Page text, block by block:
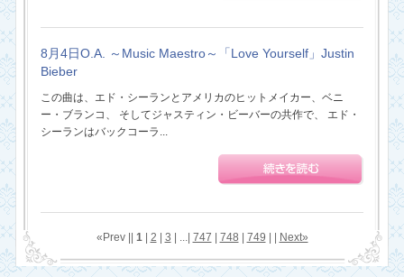
8月4日O.A. ～Music Maestro～「Love Yourself」Justin
Bieber
この曲は、エド・シーランとアメリカのヒットメイカー、ベニ
ー・ブランコ、 そしてジャスティン・ビーバーの共作で、 エド・
シーランはバックコーラ...
«Prev || 1| 2 3 | ...| 747 748 749 Next»